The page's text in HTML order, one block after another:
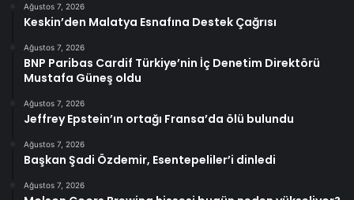
Ağustos 7, 2026
Keskin’den Malatya Esnafına Destek Çağrısı
Ağustos 7, 2026
BNP Paribas Cardif Türkiye’nin İç Denetim Direktörü
Mustafa Güneş oldu
Ağustos 7, 2026
Jeffrey Epstein’ın ortağı Fransa’da ölü bulundu
Ağustos 7, 2026
Başkan Şadi Özdemir, Esentepeliler’i dinledi
Ağustos 7, 2026